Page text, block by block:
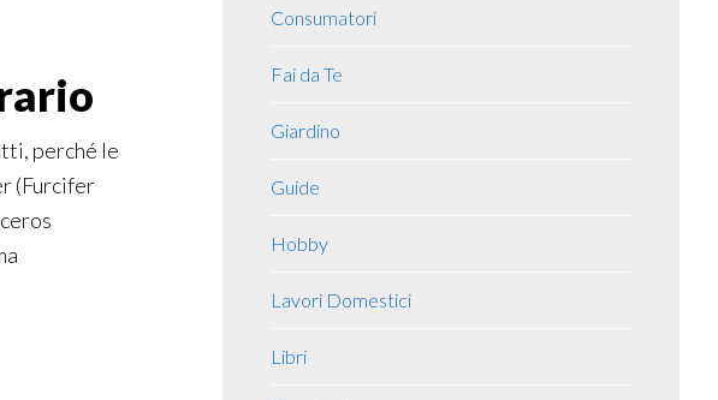
perché le
(Furcifer
Consumatori
Fai da Te
Giardino
Guide
Hobby
Lavori Domestici
Libri